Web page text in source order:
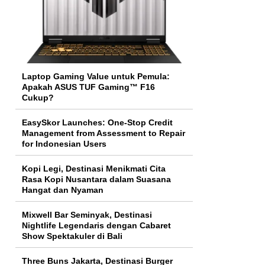
Laptop Gaming Value untuk Pemula:
Apakah ASUS TUF Gaming™ F16
Cukup?
EasySkor Launches: One-Stop Credit
Management from Assessment to Repair
for Indonesian Users
Kopi Legi, Destinasi Menikmati Cita
Rasa Kopi Nusantara dalam Suasana
Hangat dan Nyaman
Mixwell Bar Seminyak, Destinasi
Nightlife Legendaris dengan Cabaret
Show Spektakuler di Bali
Three Buns Jakarta, Destinasi Burger